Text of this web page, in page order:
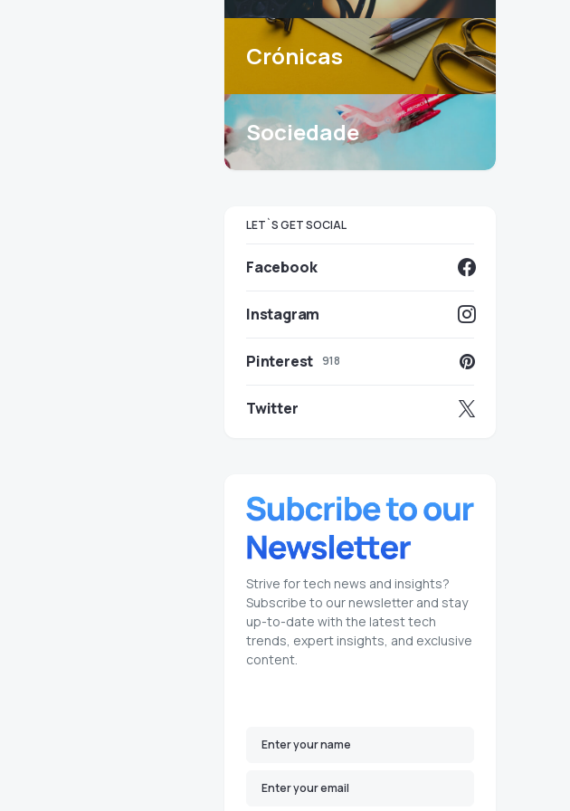
Crónicas
Sociedade
LET`S GET SOCIAL
Facebook
Instagram
Pinterest 918
Twitter
Strive for tech news and insights?
Subscribe to our newsletter and stay
up-to-date with the latest tech
trends, expert insights, and exclusive
content.